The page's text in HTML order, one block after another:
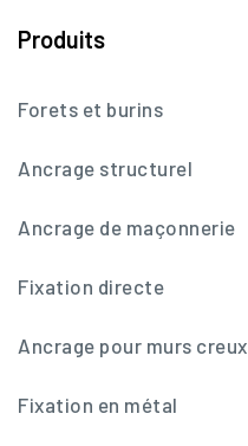
Produits
Forets et burins
Ancrage structurel
Ancrage de maçonnerie
Fixation directe
Ancrage pour murs creux
Fixation en métal